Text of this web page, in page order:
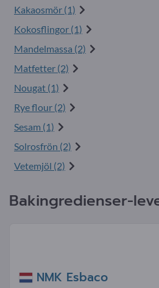
Kakaosmör (1)
Kokosflingor (1)
Mandelmassa (2)
Matfetter (2)
Nougat (1)
Rye flour (2)
Sesam (1)
Solrosfrön (2)
Vetemjöl (2)
Bakingredienser-
NMK Esbaco